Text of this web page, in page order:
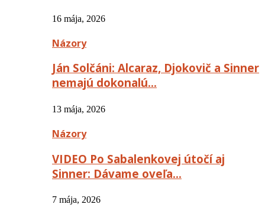
16 mája, 2026
Názory
Ján Solčáni: Alcaraz, Djokovič a Sinner
nemajú dokonalú…
13 mája, 2026
Názory
VIDEO Po Sabalenkovej útočí aj
Sinner: Dávame oveľa…
7 mája, 2026